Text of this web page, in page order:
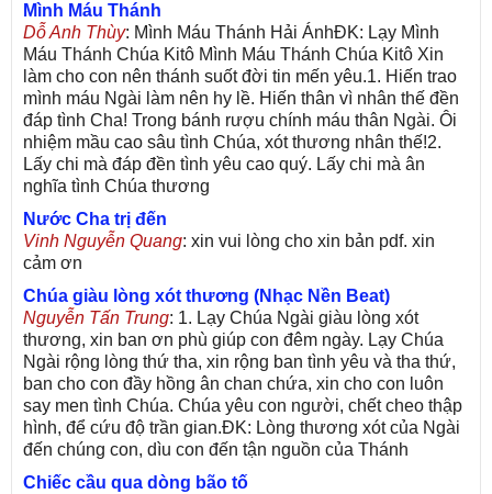
Mình Máu Thánh
Dỗ Anh Thùy: Mình Máu Thánh Hải ÁnhĐK: Lạy Mình
Máu Thánh Chúa Kitô Mình Máu Thánh Chúa Kitô Xin
làm cho con nên thánh suốt đời tin mến yêu.1. Hiến trao
mình máu Ngài làm nên hy lề. Hiến thân vì nhân thế đền
đáp tình Cha! Trong bánh rượu chính máu thân Ngài. Ôi
nhiệm mầu cao sâu tình Chúa, xót thương nhân thế!2.
Lấy chi mà đáp đền tình yêu cao quý. Lấy chi mà ân
nghĩa tình Chúa thương
Nước Cha trị đến
Vinh Nguyễn Quang: xin vui lòng cho xin bản pdf. xin
cảm ơn
Chúa giàu lòng xót thương (Nhạc Nền Beat)
Nguyễn Tấn Trung: 1. Lạy Chúa Ngài giàu lòng xót
thương, xin ban ơn phù giúp con đêm ngày. Lạy Chúa
Ngài rộng lòng thứ tha, xin rộng ban tình yêu và tha thứ,
ban cho con đầy hồng ân chan chứa, xin cho con luôn
say men tình Chúa. Chúa yêu con người, chết cheo thập
hình, để cứu độ trần gian.ĐK: Lòng thương xót của Ngài
đến chúng con, dìu con đến tận nguồn của Thánh
Chiếc cầu qua dòng bão tố